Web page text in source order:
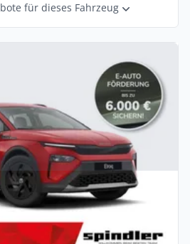
für dieses Fahrzeug
*NEUES